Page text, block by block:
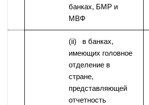
банках, БМР и
МВФ
(ii) в банках,
имеющих головное
отделение в
стране,
представляющей
отчетность